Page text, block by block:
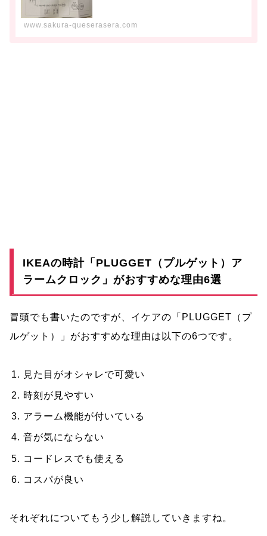
www.sakura-queserasera.com
IKEAの時計「PLUGGET（プルゲット）ア
ラームクロック」がおすすめな理由6選
冒頭でも書いたのですが、イケアの「PLUGGET（プ
ルゲット）」がおすすめな理由は以下の6つです。
見た目がオシャレで可愛い
時刻が見やすい
アラーム機能が付いている
音が気にならない
コードレスでも使える
コスパが良い
それぞれについてもう少し解説していきますね。